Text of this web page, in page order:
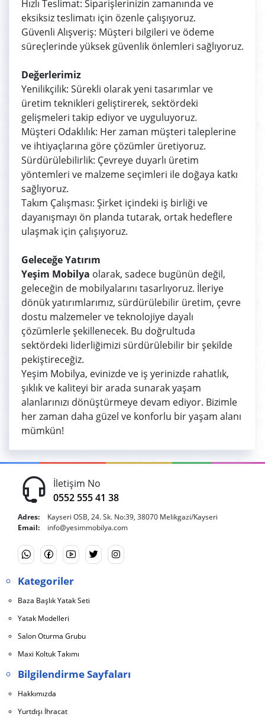
Hızlı Teslimat: Siparişlerinizin zamanında ve
eksiksiz teslimatı için özenle çalışıyoruz.
Güvenli Alışveriş: Müşteri bilgileri ve ödeme
süreçlerinde yüksek güvenlik önlemleri sağlıyoruz.
Değerlerimiz
Yenilikçilik: Sürekli olarak yeni tasarımlar ve
üretim teknikleri geliştirerek, sektördeki
gelişmeleri takip ediyor ve uyguluyoruz.
Müşteri Odaklılık: Her zaman müşteri taleplerine
ve ihtiyaçlarına göre çözümler üretiyoruz.
Sürdürülebilirlik: Çevreye duyarlı üretim
yöntemleri ve malzeme seçimleri ile doğaya katkı
sağlıyoruz.
Takım Çalışması: Şirket içindeki iş birliği ve
dayanışmayı ön planda tutarak, ortak hedeflere
ulaşmak için çalışıyoruz.
Geleceğe Yatırım
Yeşim Mobilya olarak, sadece bugünün değil,
geleceğin de mobilyalarını tasarlıyoruz. İleriye
dönük yatırımlarımız, sürdürülebilir üretim, çevre
dostu malzemeler ve teknolojiye dayalı
çözümlerle şekillenecek. Bu doğrultuda
sektördeki liderliğimizi sürdürülebilir bir şekilde
pekiştireceğiz.
Yeşim Mobilya, evinizde ve iş yerinizde rahatlık,
şıklık ve kaliteyi bir arada sunarak yaşam
alanlarınızı dönüştürmeye devam ediyor. Bizimle
her zaman daha güzel ve konforlu bir yaşam alanı
mümkün!
İletişim No
0552 555 41 38
Adres:
Kayseri OSB, 24. Sk. No:39, 38070 Melikgazi/Kayseri
Email:
info@yesimmobilya.com
Kategoriler
Baza Başlık Yatak Seti
Yatak Modelleri
Salon Oturma Grubu
Maxi Koltuk Takımı
Bilgilendirme Sayfaları
Hakkımızda
Yurtdışı İhracat